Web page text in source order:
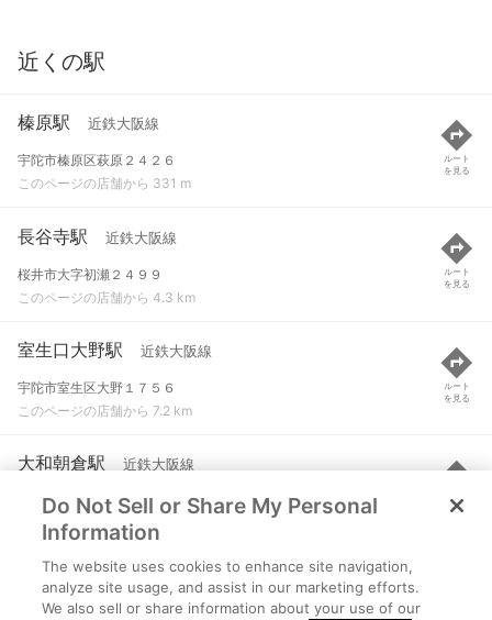
近くの駅
榛原駅 近鉄大阪線
宇陀市榛原区萩原２４２６
このページの店舗から 331 m
ルート
を見る
長谷寺駅 近鉄大阪線
桜井市大字初瀬２４９９
このページの店舗から 4.3 km
ルート
を見る
室生口大野駅 近鉄大阪線
宇陀市室生区大野１７５６
このページの店舗から 7.2 km
ルート
を見る
大和朝倉駅 近鉄大阪線
桜井市大字慈恩寺１０２９
このページの店舗から 7.8 km
ルート
を見る
三本松駅 近鉄大阪線
宇陀市室生区三本松２９３７
Do Not Sell or Share My Personal
Information
The website uses cookies to enhance site navigation,
analyze site usage, and assist in our marketing efforts.
We also sell or share information about your use of our